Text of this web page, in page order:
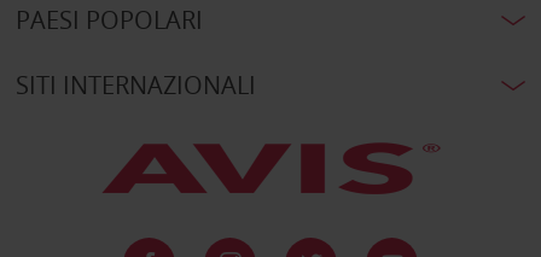
PAESI POPOLARI
SITI INTERNAZIONALI